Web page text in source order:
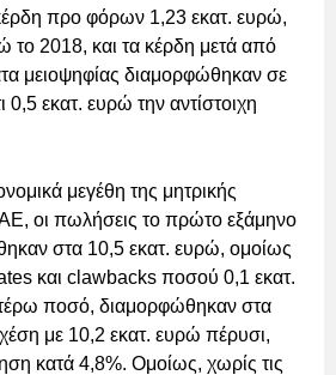
προ φόρων 1,23 εκατ. ευρώ,
το 2018, και τα κέρδη μετά από
μειοψηφίας διαμορφώθηκαν σε
0,5 εκατ. ευρώ την αντίστοιχη
μεγέθη της μητρικής
οι πωλήσεις το πρώτο εξάμηνο
στα 10,5 εκατ. ευρώ, ομοίως
και clawbacks ποσού 0,1 εκατ.
ποσό, διαμορφώθηκαν στα
με 10,2 εκατ. ευρώ πέρυσι,
κατά 4,8%. Ομοίως, χωρίς τις